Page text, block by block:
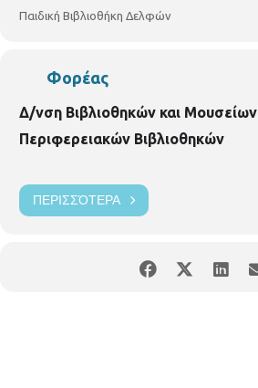
Παιδική Βιβλιοθήκη Δελφών
Φορέας
Δ/νση Βιβλιοθηκών και
Περιφερειακών Βιβλιοθηκών
ΠΕΡΙΣΣΌΤΕΡΑ